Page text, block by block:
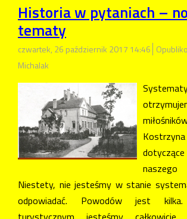
Historia w pytaniach –
tematy
czwartek, 26 październik 2017 14:46
Michalak
Niestety, nie jesteśmy w stanie
odpowiadać. Powodów jest